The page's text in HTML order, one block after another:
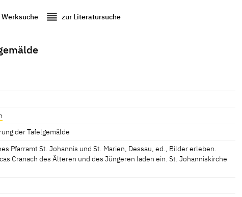
Werksuche reorder zur Literatursuche
der Tafelgemälde
Pfarramt St. Johannis und St. Marien, Dessau, ed., Bilder erleben.
Cranach des Älteren und des Jüngeren laden ein. St. Johanniskirche